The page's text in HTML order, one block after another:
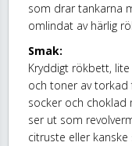
som drar tankarna
omlindat av härlig
Smak:
Kryddigt rökbett,
och toner av
socker och choklad
ser ut som
citruste eller